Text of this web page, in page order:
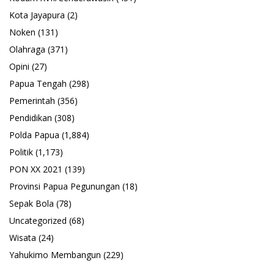
Kota Jayapura (2)
Noken (131)
Olahraga (371)
Opini (27)
Papua Tengah (298)
Pemerintah (356)
Pendidikan (308)
Polda Papua (1,884)
Politik (1,173)
PON XX 2021 (139)
Provinsi Papua Pegunungan (18)
Sepak Bola (78)
Uncategorized (68)
Wisata (24)
Yahukimo Membangun (229)